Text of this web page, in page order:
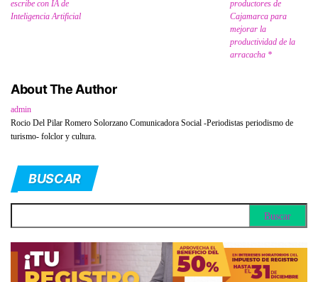
escribe con IA de
Inteligencia Artificial
productores de
Cajamarca para
mejorar la
productividad de la
arracacha *
About The Author
admin
Rocio Del Pilar Romero Solorzano Comunicadora Social -Periodistas periodismo de
turismo- folclor y cultura.
BUSCAR